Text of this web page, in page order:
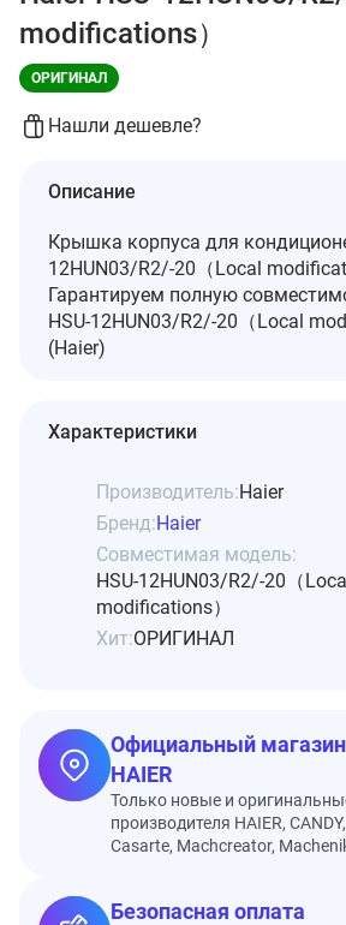
modifications）
ОРИГИНАЛ
Нашли дешевле?
Описание
Крышка корпуса для
12HUN03/R2/-20（Local
Гарантируем полную
HSU-12HUN03/R2/-20（Local
(Haier)
Характеристики
Производитель:Haier
Бренд:Haier
Совместимая модель:
HSU-12HUN03/R2/-20（
modifications）
Хит:ОРИГИНАЛ
Официальный магазин
HAIER
Только новые и
производителя HAIER,
Casarte, Machcreator,
Безопасная оплата